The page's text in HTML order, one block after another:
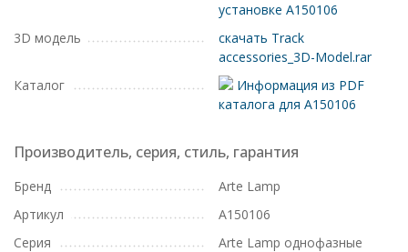
установке A150106
3D модель
скачать Track
accessories_3D-Model.rar
Каталог
Информация из PDF
каталога для A150106
Производитель, серия, стиль, гарантия
Бренд
Arte Lamp
Артикул
A150106
Серия
Arte Lamp однофазные